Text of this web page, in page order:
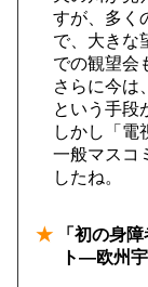
すが、多く
で、大きな
での観望会
さらに今は
という手段
しかし「電
一般マスコ
したね。
★ 「初の身
ト―欧州